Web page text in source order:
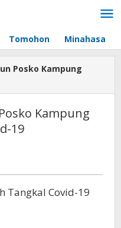
Tomohon Minahasa
Posko Kampung
Kampung
19